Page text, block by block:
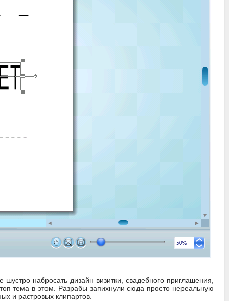
набросать дизайн визитки, свадебного приглашения,
тема в этом. Разрабы запихнули сюда просто нереальную
и растровых клипартов.